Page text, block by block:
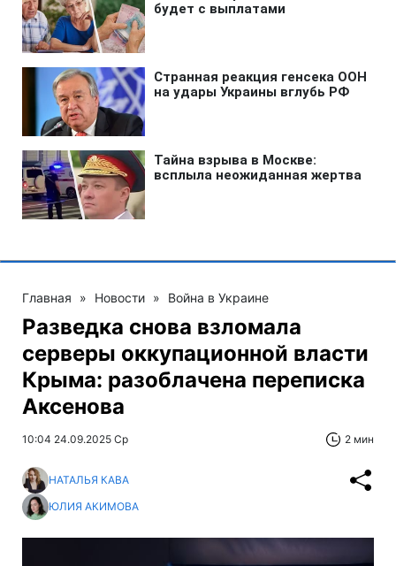
Главная » Новости » Война в Украине
Разведка снова взломала
серверы оккупационной власти
Крыма: разоблачена переписка
Аксенова
10:04 24.09.2025 Ср 2 мин
НАТАЛЬЯ КАВА
ЮЛИЯ АКИМОВА